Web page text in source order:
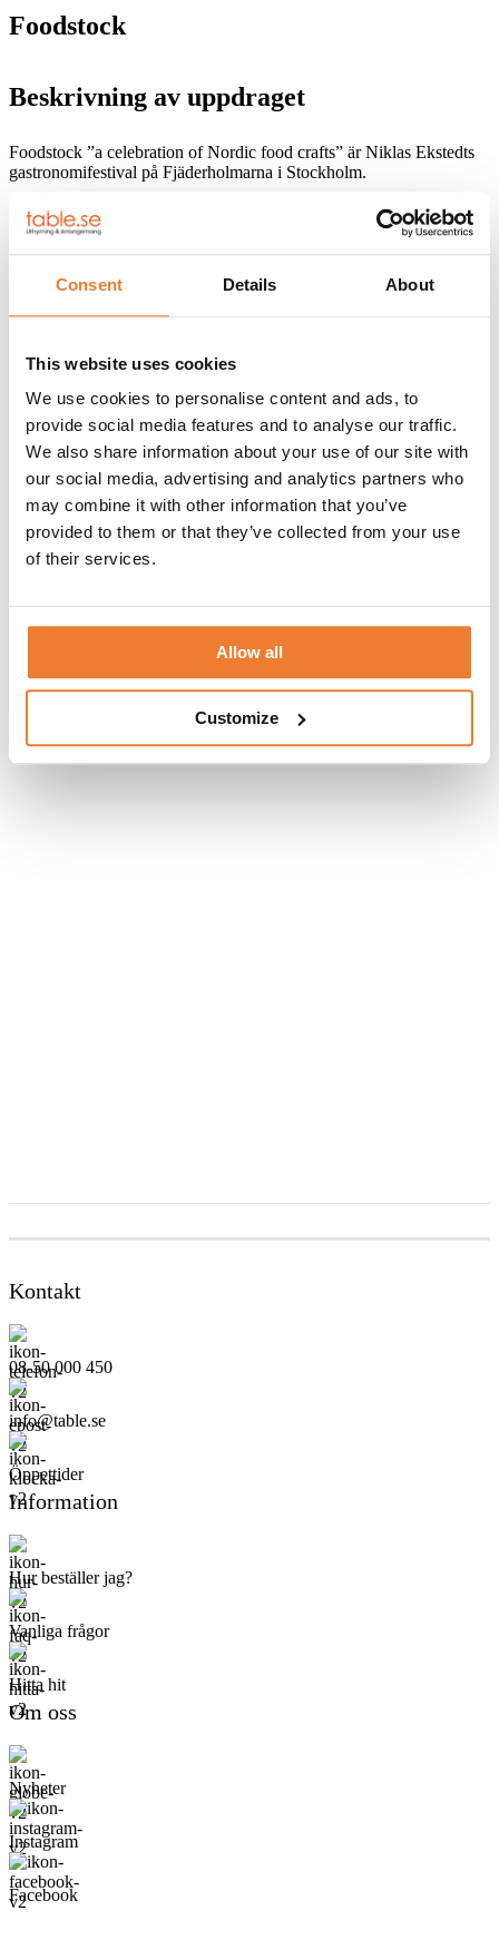
Consent Details About
This website uses cookies
We use cookies to personalise content and ads, to
provide social media features and to analyse our traffic.
We also share information about your use of our site with
our social media, advertising and analytics partners who
may combine it with other information that you’ve
provided to them or that they’ve collected from your use
of their services.
Allow all
Customize
Foodstock
Beskrivning av uppdraget
Foodstock ”a celebration of Nordic food crafts” är Niklas Ekstedts
gastronomifestival på Fjäderholmarna i Stockholm.
På uppdrag av SPG Event har vi i detta projekt levererat och
etablerat en mängd containers och mobila kökslöningar till
restauratörerna samt levererat köksutrusning, porslin och möbler.
INNEHÅLL:
Förrådscontainer
Fryscontainer
Köksutrustning
Möbler
UPPDRAGSGIVARE: SPG Event
PARTNERS: Facio
Kontakt
08-50 000 450
info@table.se
Öppettider
Information
Hur beställer jag?
Vanliga frågor
Hitta hit
Om oss
Nyheter
Instagram
Facebook